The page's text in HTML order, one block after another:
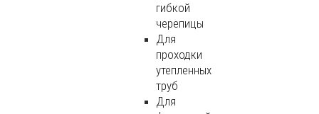
гибкой
черепицы
Для
проходки
утепленных
труб
Для